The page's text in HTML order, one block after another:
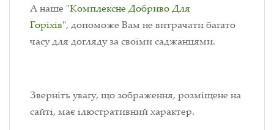
А наше "Комплексне Добриво Для
Горіхів", допоможе Вам не витрачати багато
часу для догляду за своїми саджанцями.
Зверніть увагу, що зображення, розміщене на
сайті, має ілюстративний характер.